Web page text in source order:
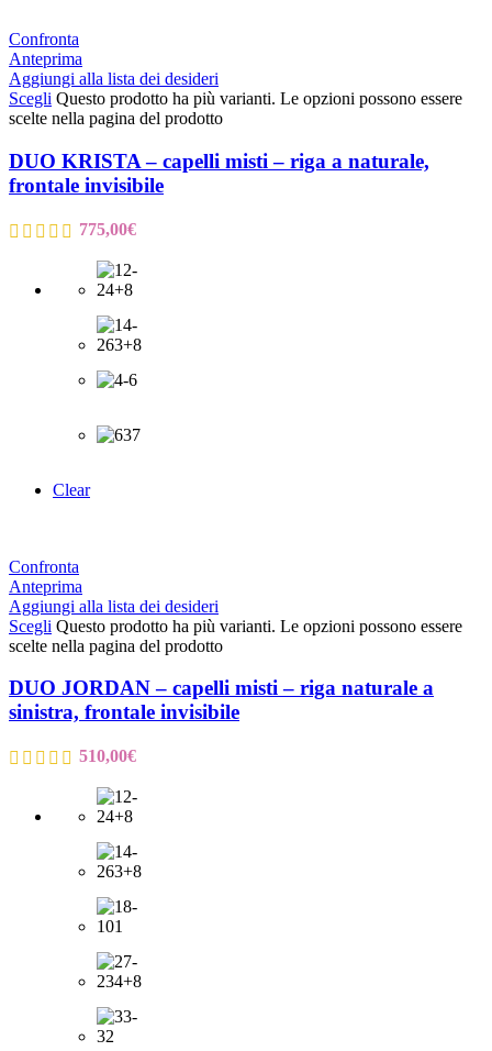
Confronta
Anteprima
Aggiungi alla lista dei desideri
Scegli Questo prodotto ha più varianti. Le opzioni possono essere
scelte nella pagina del prodotto
DUO KRISTA – capelli misti – riga a naturale,
frontale invisibile
775,00€
Clear
Confronta
Anteprima
Aggiungi alla lista dei desideri
Scegli Questo prodotto ha più varianti. Le opzioni possono essere
scelte nella pagina del prodotto
DUO JORDAN – capelli misti – riga naturale a
sinistra, frontale invisibile
510,00€